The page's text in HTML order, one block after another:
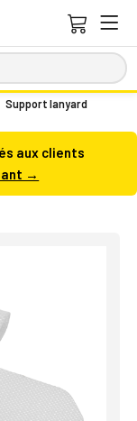
Support lanyard
aux clients
→